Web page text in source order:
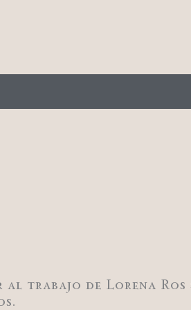
trabajo de Lorena Ros